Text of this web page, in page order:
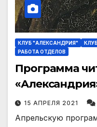
КЛУБ "АЛЕКСАНДРИЯ"
РАБОТА ОТДЕЛОВ
Программа
15 АПРЕЛЯ 2021
Апрельскую